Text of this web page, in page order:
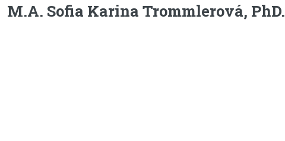
M.A. Sofia Karina Trommlerová, PhD.